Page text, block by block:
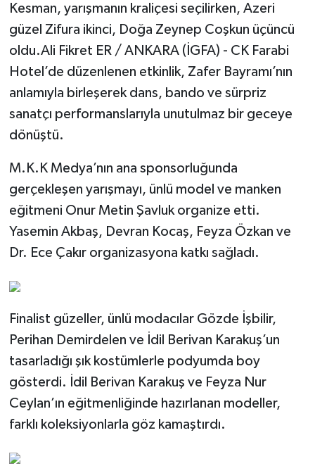
Kesman, yarışmanın kraliçesi seçilirken, Azeri
güzel Zifura ikinci, Doğa Zeynep Coşkun üçüncü
oldu.Ali Fikret ER / ANKARA (İGFA) - CK Farabi
Hotel’de düzenlenen etkinlik, Zafer Bayramı’nın
anlamıyla birleşerek dans, bando ve sürpriz
sanatçı performanslarıyla unutulmaz bir geceye
dönüştü.
M.K.K Medya’nın ana sponsorluğunda
gerçekleşen yarışmayı, ünlü model ve manken
eğitmeni Onur Metin Şavluk organize etti.
Yasemin Akbaş, Devran Kocaş, Feyza Özkan ve
Dr. Ece Çakır organizasyona katkı sağladı.
Finalist güzeller, ünlü modacılar Gözde İşbilir,
Perihan Demirdelen ve İdil Berivan Karakuş’un
tasarladığı şık kostümlerle podyumda boy
gösterdi. İdil Berivan Karakuş ve Feyza Nur
Ceylan’ın eğitmenliğinde hazırlanan modeller,
farklı koleksiyonlarla göz kamaştırdı.